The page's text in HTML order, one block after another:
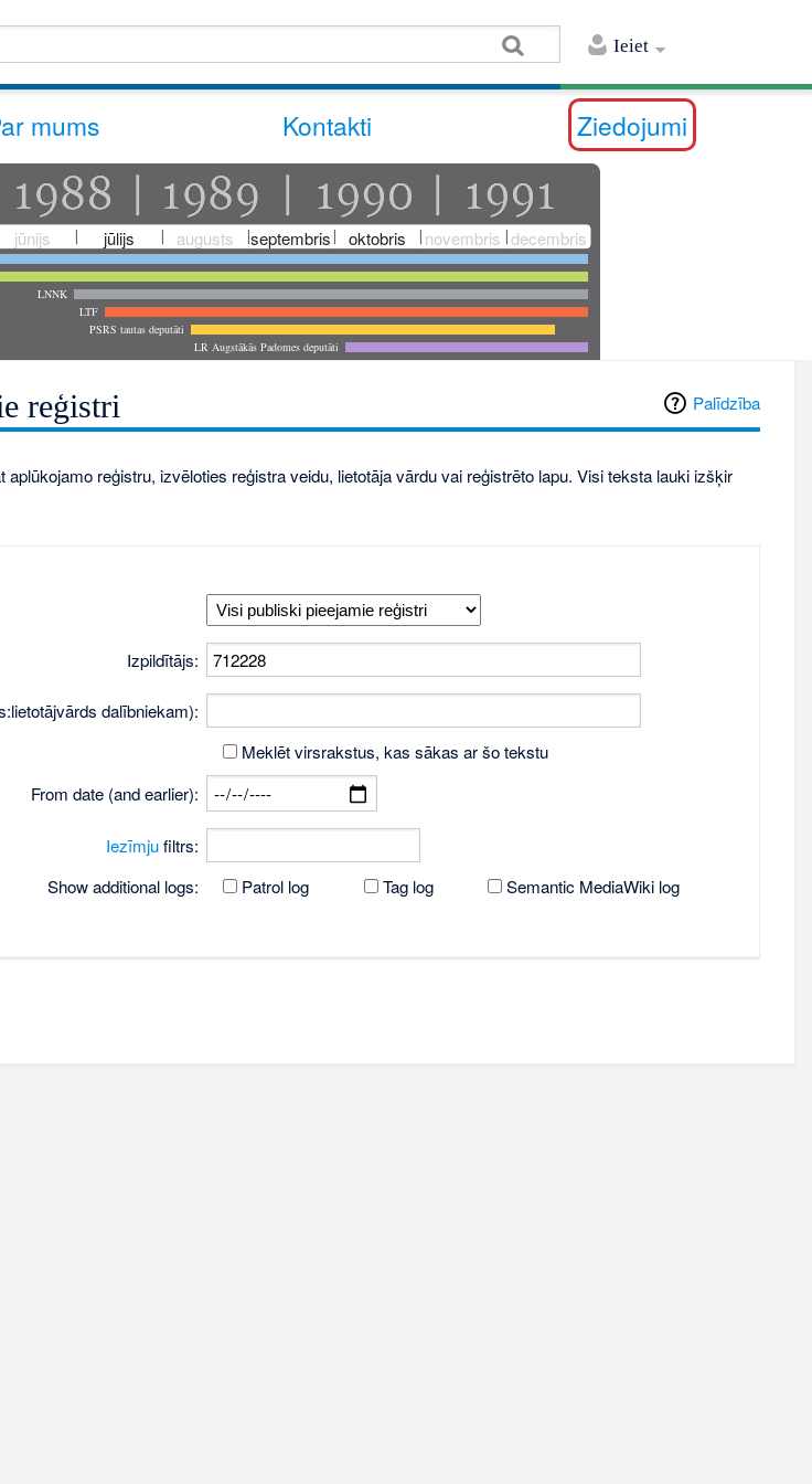
Ieiet
mums Kontakti Ziedojumi
jūnijs jūlijs augusts septembris oktobris novembris decembris
LNNK
LTF
PSRS tautas deputāti
LR Augstākās Padomes deputāti
Palīdzība
reģistri
aplūkojamo reģistru, izvēloties reģistra veidu, lietotāja vārdu vai reģistrēto lapu. Visi teksta lauki izšķir
Izpildītājs:
dalībniekam):
Meklēt virsrakstus, kas sākas ar šo tekstu
From date (and earlier):
Iezīmjufiltrs:
Show additional logs:
Patrol log Tag log Semantic MediaWiki log